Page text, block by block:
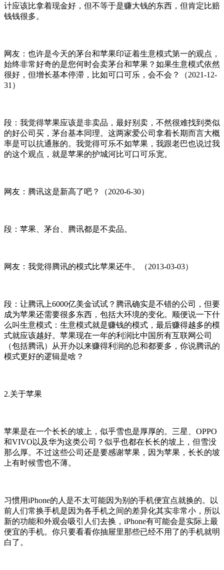
计应该比拿着现金好，但不等于是赚大钱的东西，但肯定比赔
钱钱很多。
网友：也许是今天的茅台和苹果印证着生意模式第一的观点，
始终非常好奇的是您何时会卖茅台和苹果？如果生意模式依然
很好，但增长基本停滞，比如可口可乐，会不会？（2021-12-
31）
段：我觉得苹果应该是非卖品，最好别卖，不然很难找到类似
的好公司买，茅台基本同理。这两家爱公司拿着长期而言大概
率是可以抗通胀的。我觉得可乐不如苹果，我跟老巴也说过我
的这个观点，就是苹果的护城河比可口可乐宽。
网友：腾讯这是新高了吧？（2020-6-30）
段：苹果、茅台、腾讯都是不卖品。
网友：我觉得腾讯的模式比苹果还牛。（2013-03-03）
段：让腾讯上6000亿美金试试？腾讯确实是不错的公司，但要
成为苹果还需要很多东西，包括大环境的变化。顺便说一下什
么叫生意模式：生意模式就是赚钱的模式，最后赚得越多的模
式就应该越好。苹果现在一年的利润比中国所有互联网公司
（包括腾讯）从开办以来赚得利润的总和都要多，你说腾讯的
模式更好的逻辑是啥？
2.关于苹果
苹果是在一个长长的坡上，似乎雪也是厚厚的。三星、OPPO
和VIVO以及华为这类公司？似乎也都在长长的坡上，但雪没
那么厚。不过这些公司还是要感谢苹果，因为苹果，长长的坡
上有时候雪也不薄。
习惯用iPhone的人是不太可能因为别的手机便宜点就换的。以
前人们常换手机是因为各手机之间的差异化其实非常小，所以
新的功能和外观会吸引人们去换，iPhone有可能会是实际上最
便宜的手机。你只要看看你抽屉里那些已经不用了的手机就明
白了。